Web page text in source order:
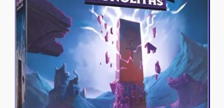
Naruto Mythos
Autres
Tapis de jeu